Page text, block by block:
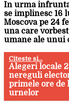
In urma
se implinesc 16
Moscova pe 24
una care
umane ale unui
Citeste si...
Alegeri locale
nereguli
primele ore de
urnelor